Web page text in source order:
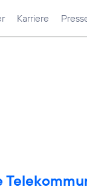
Karriere